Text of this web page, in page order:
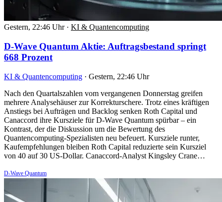
Gestern, 22:46 Uhr · KI & Quantencomputing
D-Wave Quantum Aktie: Auftragsbestand springt
668 Prozent
KI & Quantencomputing · Gestern, 22:46 Uhr
Nach den Quartalszahlen vom vergangenen Donnerstag greifen
mehrere Analysehäuser zur Korrekturschere. Trotz eines kräftigen
Anstiegs bei Aufträgen und Backlog senken Roth Capital und
Canaccord ihre Kursziele für D-Wave Quantum spürbar – ein
Kontrast, der die Diskussion um die Bewertung des
Quantencomputing-Spezialisten neu befeuert. Kursziele runter,
Kaufempfehlungen bleiben Roth Capital reduzierte sein Kursziel
von 40 auf 30 US-Dollar. Canaccord-Analyst Kingsley Crane…
D-Wave Quantum